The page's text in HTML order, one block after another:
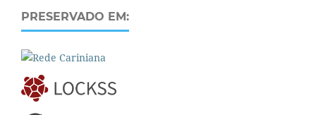
PRESERVADO EM: